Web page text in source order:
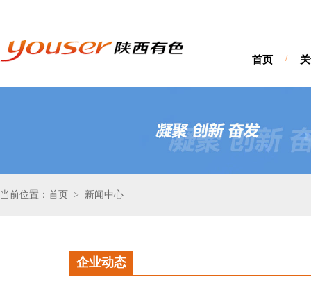
首页 /
当前位置：首页 > 新闻中心
企业动态